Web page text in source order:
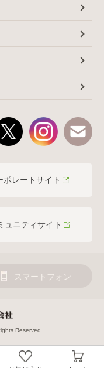
ポレートサイト
ュニティサイト
スマートフォン
Reserved.